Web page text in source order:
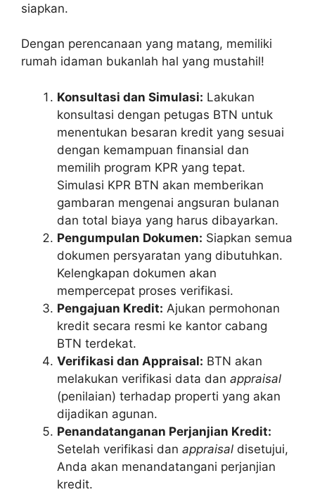
siapkan.
Dengan perencanaan yang matang, memiliki
rumah idaman bukanlah hal yang mustahil!
Konsultasi dan Simulasi: Lakukan
konsultasi dengan petugas BTN untuk
menentukan besaran kredit yang sesuai
dengan kemampuan finansial dan
memilih program KPR yang tepat.
Simulasi KPR BTN akan memberikan
gambaran mengenai angsuran bulanan
dan total biaya yang harus dibayarkan.
Pengumpulan Dokumen: Siapkan semua
dokumen persyaratan yang dibutuhkan.
Kelengkapan dokumen akan
mempercepat proses verifikasi.
Pengajuan Kredit: Ajukan permohonan
kredit secara resmi ke kantor cabang
BTN terdekat.
Verifikasi dan Appraisal: BTN akan
melakukan verifikasi data dan appraisal
(penilaian) terhadap properti yang akan
dijadikan agunan.
Penandatanganan Perjanjian Kredit:
Setelah verifikasi dan appraisal disetujui,
Anda akan menandatangani perjanjian
kredit.